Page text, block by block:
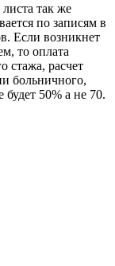
так же
по записям в
Если возникнет
то оплата
стажа, расчет
больничного,
50% а не 70.